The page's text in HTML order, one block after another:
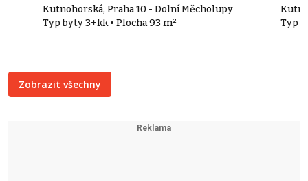
Kutnohorská, Praha 10 - Dolní Měcholupy
Typ byty 3+kk • Plocha 93 m²
Typ
Zobrazit všechny